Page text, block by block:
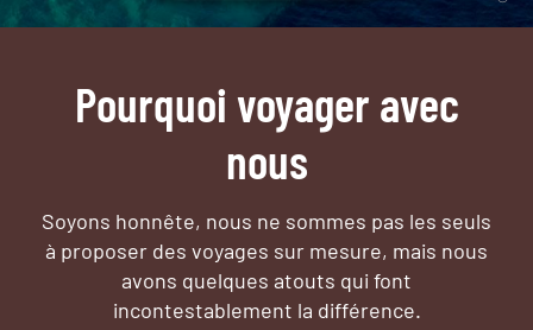
Pourquoi voyager avec
nous
Soyons honnête, nous ne sommes pas les seuls
à proposer des voyages sur mesure, mais nous
avons quelques atouts qui font
incontestablement la différence.